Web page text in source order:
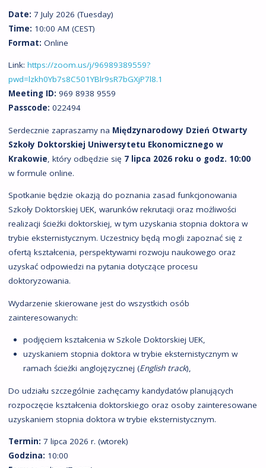
Date: 7 July 2026 (Tuesday)
Time: 10:00 AM (CEST)
Format: Online
Link: https://zoom.us/j/96989389559?
pwd=lzkh0Yb7s8C501YBlr9sR7bGXjP7l8.1
Meeting ID: 969 8938 9559
Passcode: 022494
Serdecznie zapraszamy na Międzynarodowy Dzień Otwarty
Szkoły Doktorskiej Uniwersytetu Ekonomicznego w
Krakowie, który odbędzie się 7 lipca 2026 roku o godz. 10:00
w formule online.
Spotkanie będzie okazją do poznania zasad funkcjonowania
Szkoły Doktorskiej UEK, warunków rekrutacji oraz możliwości
realizacji ścieżki doktorskiej, w tym uzyskania stopnia doktora w
trybie eksternistycznym. Uczestnicy będą mogli zapoznać się z
ofertą kształcenia, perspektywami rozwoju naukowego oraz
uzyskać odpowiedzi na pytania dotyczące procesu
doktoryzowania.
Wydarzenie skierowane jest do wszystkich osób
zainteresowanych:
podjęciem kształcenia w Szkole Doktorskiej UEK,
uzyskaniem stopnia doktora w trybie eksternistycznym w
ramach ścieżki anglojęzycznej (English track),
Do udziału szczególnie zachęcamy kandydatów planujących
rozpoczęcie kształcenia doktorskiego oraz osoby zainteresowane
uzyskaniem stopnia doktora w trybie eksternistycznym.
Termin: 7 lipca 2026 r. (wtorek)
Godzina: 10:00